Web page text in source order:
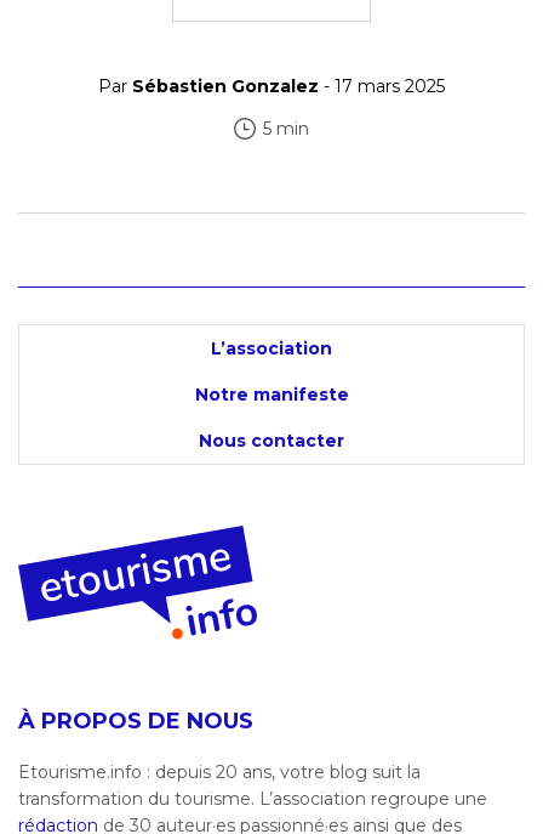
Par Sébastien Gonzalez - 17 mars 2025
5 min
L’association
Notre manifeste
Nous contacter
À PROPOS DE NOUS
Etourisme.info : depuis 20 ans, votre blog suit la
transformation du tourisme. L’association regroupe une
rédaction de 30 auteur·es passionné·es ainsi que des